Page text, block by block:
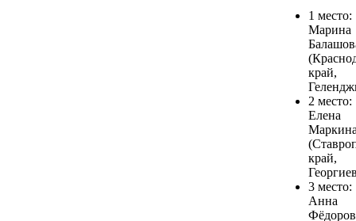
1 место:
Марина
край,
2 место:
Елена
край,
3 место:
Анна